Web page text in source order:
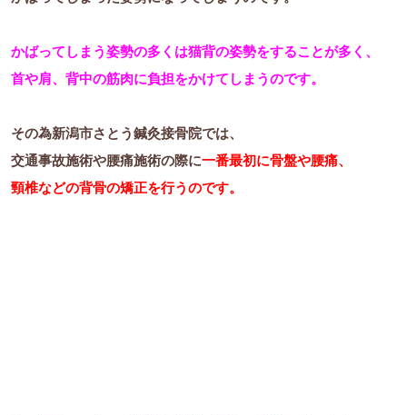
かばってしまう姿勢の多くは猫背の姿勢をすることが多く、
首や肩、背中の筋肉に負担をかけてしまうのです。
その為新潟市さとう鍼灸接骨院では、
交通事故施術や腰痛施術の際に一番最初に骨盤や腰痛、
頸椎などの背骨の矯正を行うのです。